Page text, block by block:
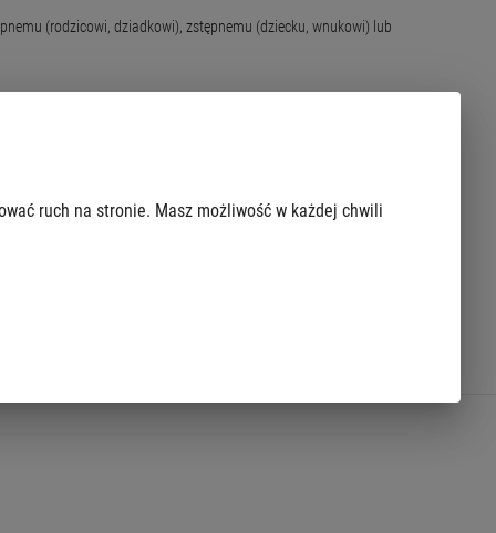
(rodzicowi, dziadkowi), zstępnemu (dziecku, wnukowi) lub
ruch na stronie. Masz możliwość w każdej chwili